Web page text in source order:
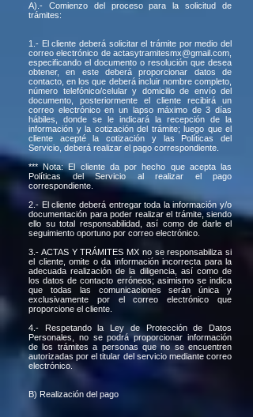
A).- Comienzo del proceso para la solicitud de
trámites:
1.- El cliente deberá solicitar el trámite por medio del
correo electrónico de actasytramitesmx@gmail.com
especificando el documento o resolución que desea
obtener, en este deberá proporcionar datos de
contacto, en los que deberá incluir nombre completo,
número telefónico/celular y domicilio de envío del
documento, posteriormente el cliente recibirá un
correo electrónico en un lapso máximo de 3 días
hábiles, donde se le indicará la recepción de la
información y la cotización del trámite; luego que el
cliente acepté la cotización y las Políticas del
Servicio, deberá realizar el pago correspondiente.
*** Nota: El cliente da por hecho que acepta las
Políticas del Servicio al realizar el pago
correspondiente.
2.- El cliente deberá entregar toda la información y/o
documentación para poder realizar el trámite, siendo
ello su total responsabilidad, así como de darle el
seguimiento oportuno por correo electrónico.
3.- ACTAS Y TRÁMITES MX no se responsabiliza si
el cliente, omite o da información incorrecta para la
adecuada realización de la diligencia, así como de
los datos de contacto erróneos; asimismo se indica
que todas las comunicaciones serán única y
exclusivamente por el correo electrónico que
proporcione el cliente.
4.- Respetando la Ley de Protección de Datos
Personales, no se podrá proporcionar información
de los trámites a personas que no se encuentren
autorizadas por el titular del servicio mediante correo
electrónico.
B) Realización del pago